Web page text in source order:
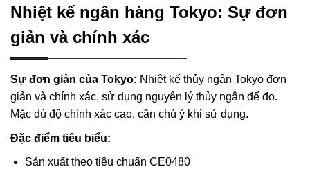
Nhiệt kế ngân hàng Tokyo: Sự đơn
giản và chính xác
Sự đơn giản của Tokyo: Nhiệt kế thủy ngân Tokyo đơn
giản và chính xác, sử dụng nguyên lý thủy ngân để đo.
Mặc dù độ chính xác cao, cần chú ý khi sử dụng.
Đặc điểm tiêu biểu:
Sản xuất theo tiêu chuẩn CE0480